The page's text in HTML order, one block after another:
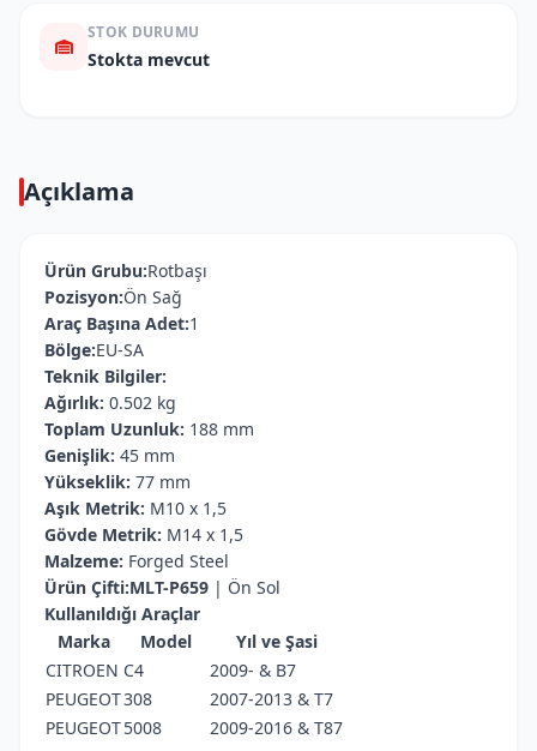
STOK DURUMU
Stokta mevcut
Açıklama
Ürün Grubu:Rotbaşı
Pozisyon:Ön Sağ
Araç Başına Adet:1
Bölge:EU-SA
Teknik Bilgiler:
Ağırlık: 0.502 kg
Toplam Uzunluk: 188 mm
Genişlik: 45 mm
Yükseklik: 77 mm
Aşık Metrik: M10 x 1,5
Gövde Metrik: M14 x 1,5
Malzeme: Forged Steel
Ürün Çifti:MLT-P659 | Ön Sol
Kullanıldığı Araçlar
Marka
Model
Yıl ve Şasi
CITROEN C4
2009- & B7
PEUGEOT308
2007-2013 & T7
PEUGEOT5008
2009-2016 & T87